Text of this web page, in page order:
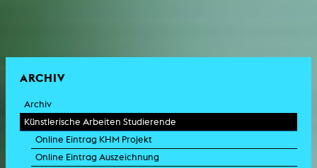
ARCHIV
Archiv
Künstlerische Arbeiten Studierende
Online Eintrag KHM Projekt
Online Eintrag Auszeichnung